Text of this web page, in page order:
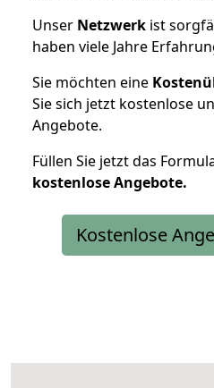
Unser Netzwerk ist
haben viele Jahre
Sie möchten eine
Sie sich jetzt kostenlose
Angebote.
Füllen Sie jetzt das
kostenloseAngebote.
Kostenlose